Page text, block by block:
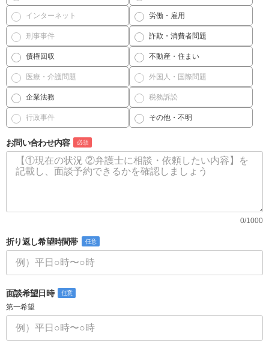
インターネット 労働・雇用
刑事事件 詐欺・消費者問題
債権回収 不動産・住まい
医療・介護問題 外国人・国際問題
企業法務 税務訴訟
行政事件 その他・不明
お問い合わせ内容 必須
0/1000
折り返し希望時間帯 任意
面談希望日時 任意
第一希望